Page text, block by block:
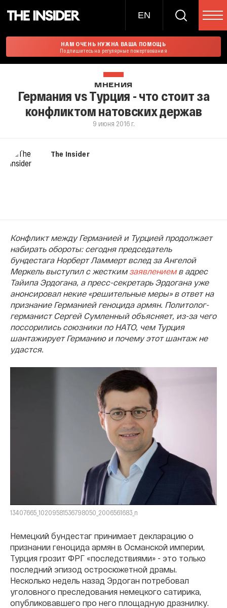
EN
НАМ ОЧЕНЬ НУЖНА ВАША ПОМОЩЬ
Подпишитесь на регулярные пожертвования
МНЕНИЯ
Германия vs Турция - что стоит за
конфликтом натовских держав
9 июня 2016 г.
The Insider
Конфликт между Германией и Турцией продолжает
набирать обороты: сегодня председатель
бундестага Норберт Ламмерт вслед за Ангелой
Меркель выступил с жестким заявлениемв адрес
Тайипа Эрдогана, а пресс-секретарь Эрдогана уже
анонсировал некие «решительные меры» в ответ на
признание Германией геноцида армян. Политолог-
германист Сергей Сумленный объясняет, из-за чего
поссорились союзники по НАТО, чем Турция
шантажирует Германию и почему этот шантаж не
удастся.
13407665_10209581536798050_2006561683_n
Немецкий бундестаг принимает декларацию о
признании геноцида армян в Османской империи,
Турция грозит ФРГ «последствиями» - это только
последний эпизод остросюжетной драмы.
Несколько недель назад Эрдоган потребовал
уголовного преследования немецкого сатирика,
опубликовавшего про него площадную дразнилку.